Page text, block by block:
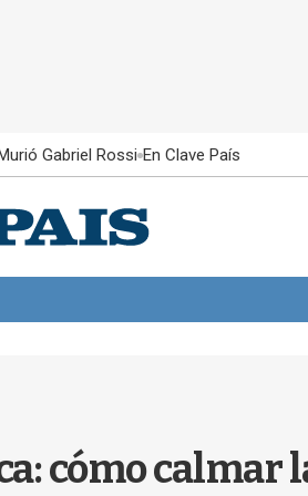
Gabriel Rossi En Clave País
cómo calmar